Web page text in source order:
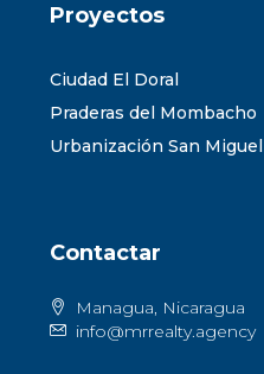
Proyectos
Ciudad El Doral
Praderas del Mombacho
Urbanización San Miguel
Contactar
Managua, Nicaragua
info@mrrealty.agency